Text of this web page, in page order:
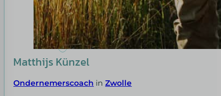
Matthijs Künzel
Ondernemerscoach inZwolle